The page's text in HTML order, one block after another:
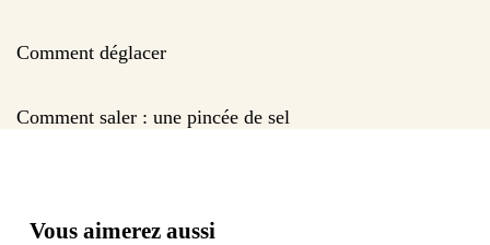
Comment déglacer
Comment saler : une pincée de sel
Vous aimerez aussi